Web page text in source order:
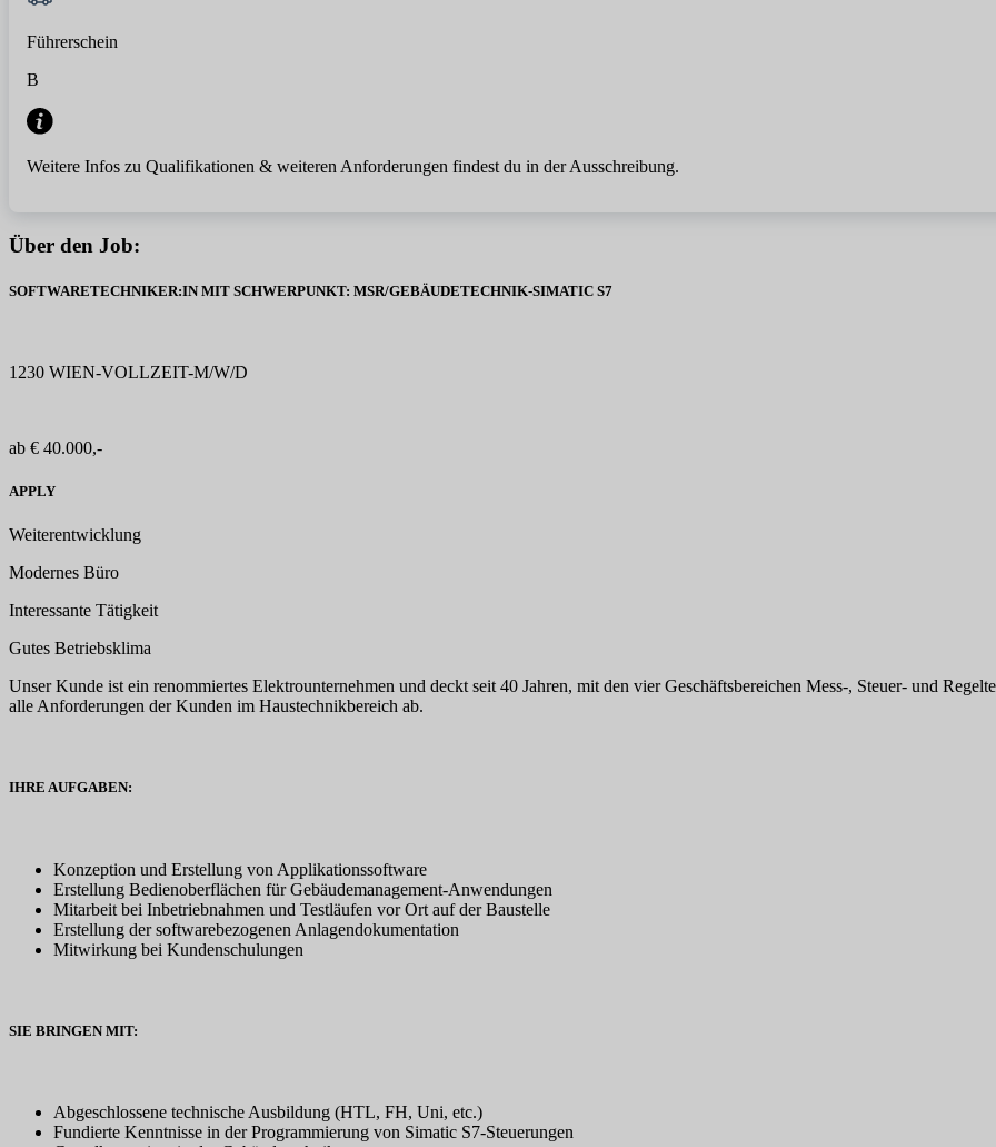
Führerschein
B
Weitere Infos zu Qualifikationen & weiteren Anforderungen findest du in der Ausschreibung.
Über den Job:
SOFTWARETECHNIKER:IN MIT SCHWERPUNKT: MSR/GEBÄUDETECHNIK-SIMATIC S7
1230 WIEN-VOLLZEIT-M/W/D
ab € 40.000,-
APPLY
Weiterentwicklung
Modernes Büro
Interessante Tätigkeit
Gutes Betriebsklima
Unser Kunde ist ein renommiertes Elektrounternehmen und deckt seit 40 Jahren, mit den vier Geschäftsbereichen Mess-, Steuer- und
alle Anforderungen der Kunden im Haustechnikbereich ab.
IHRE AUFGABEN:
Konzeption und Erstellung von Applikationssoftware
Erstellung Bedienoberflächen für Gebäudemanagement-Anwendungen
Mitarbeit bei Inbetriebnahmen und Testläufen vor Ort auf der Baustelle
Erstellung der softwarebezogenen Anlagendokumentation
Mitwirkung bei Kundenschulungen
SIE BRINGEN MIT:
Abgeschlossene technische Ausbildung (HTL, FH, Uni, etc.)
Fundierte Kenntnisse in der Programmierung von Simatic S7-Steuerungen